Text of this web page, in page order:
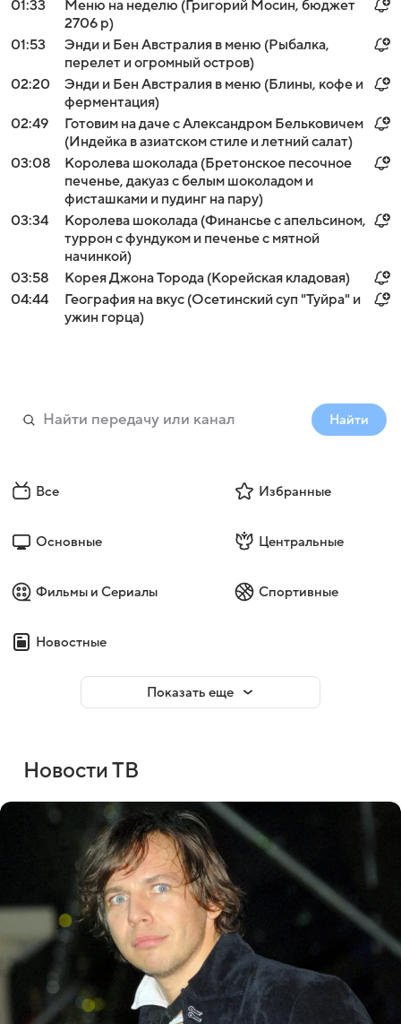
01:33
Меню на неделю (Григорий Мосин, бюджет
2706 р)
01:53
Энди и Бен Австралия в меню (Рыбалка,
перелет и огромный остров)
02:20
Энди и Бен Австралия в меню (Блины, кофе и
ферментация)
02:49
Готовим на даче с Александром Бельковичем
(Индейка в азиатском стиле и летний салат)
03:08
Королева шоколада (Бретонское песочное
печенье, дакуаз с белым шоколадом и
фисташками и пудинг на пару)
03:34
Королева шоколада (Финансье с апельсином,
туррон с фундуком и печенье с мятной
начинкой)
03:58
Корея Джона Торода (Корейская кладовая)
04:44
География на вкус (Осетинский суп "Туйра" и
ужин горца)
Найти
Все Избранные
Основные Центральные
Фильмы и Сериалы Спортивные
Новостные
Показать еще
Новости ТВ